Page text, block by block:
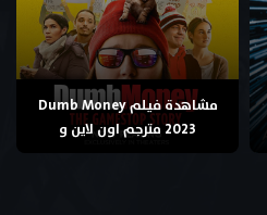
مشاهدة فيلم Dumb Money
2023 مترجم اون لاين و